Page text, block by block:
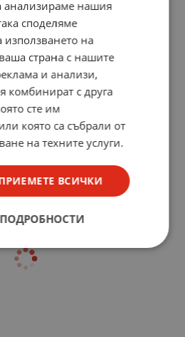
TGL 28973 30 kW
30 kW
+ 2NC
380V AC;50Hz
анализираме нашия
споделяме
на
страна с нашите
и анализи,
комбинират с друга
сте им
която са събрали от
на техните услуги.
ВСИЧКИ